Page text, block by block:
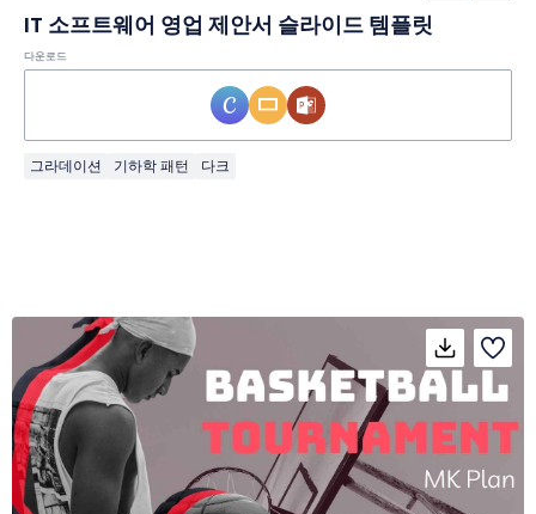
IT 소프트웨어 영업 제안서 슬라이드 템플릿
다운로드
그라데이션 기하학 패턴 다크